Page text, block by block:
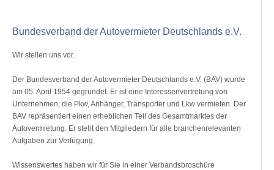
Bundesverband der Autovermieter Deutschlands e.V.
Wir stellen uns vor.
Der Bundesverband der Autovermieter Deutschlands e.V. (BAV) wurde
am 05. April 1954 gegründet. Er ist eine Interessenvertretung von
Unternehmen, die Pkw, Anhänger, Transporter und Lkw vermieten. Der
BAV repräsentiert einen erheblichen Teil des Gesamtmarktes der
Autovermietung. Er steht den Mitgliedern für alle branchenrelevanten
Aufgaben zur Verfügung.
Wissenswertes haben wir für Sie in einer Verbandsbroschüre